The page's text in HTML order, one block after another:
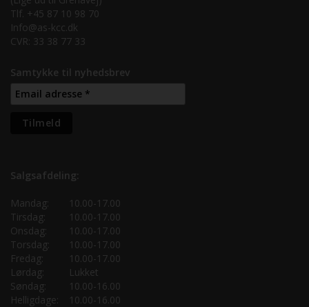
Tlf. +45 87 10 98 70
Info@as-kcc.dk
CVR: 33 38 77 33
Samtykke til nyhedsbrev
Salgsafdeling:
Mandag:
10.00-17.00
Tirsdag:
10.00-17.00
Onsdag:
10.00-17.00
Torsdag:
10.00-17.00
Fredag:
10.00-17.00
Lørdag:
Lukket
Søndag:
10.00-16.00
Helligdage:
10.00-16.00